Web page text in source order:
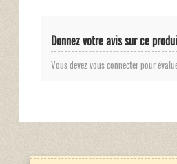
Donnez votre avis sur ce
Vous devez vous connecter pour